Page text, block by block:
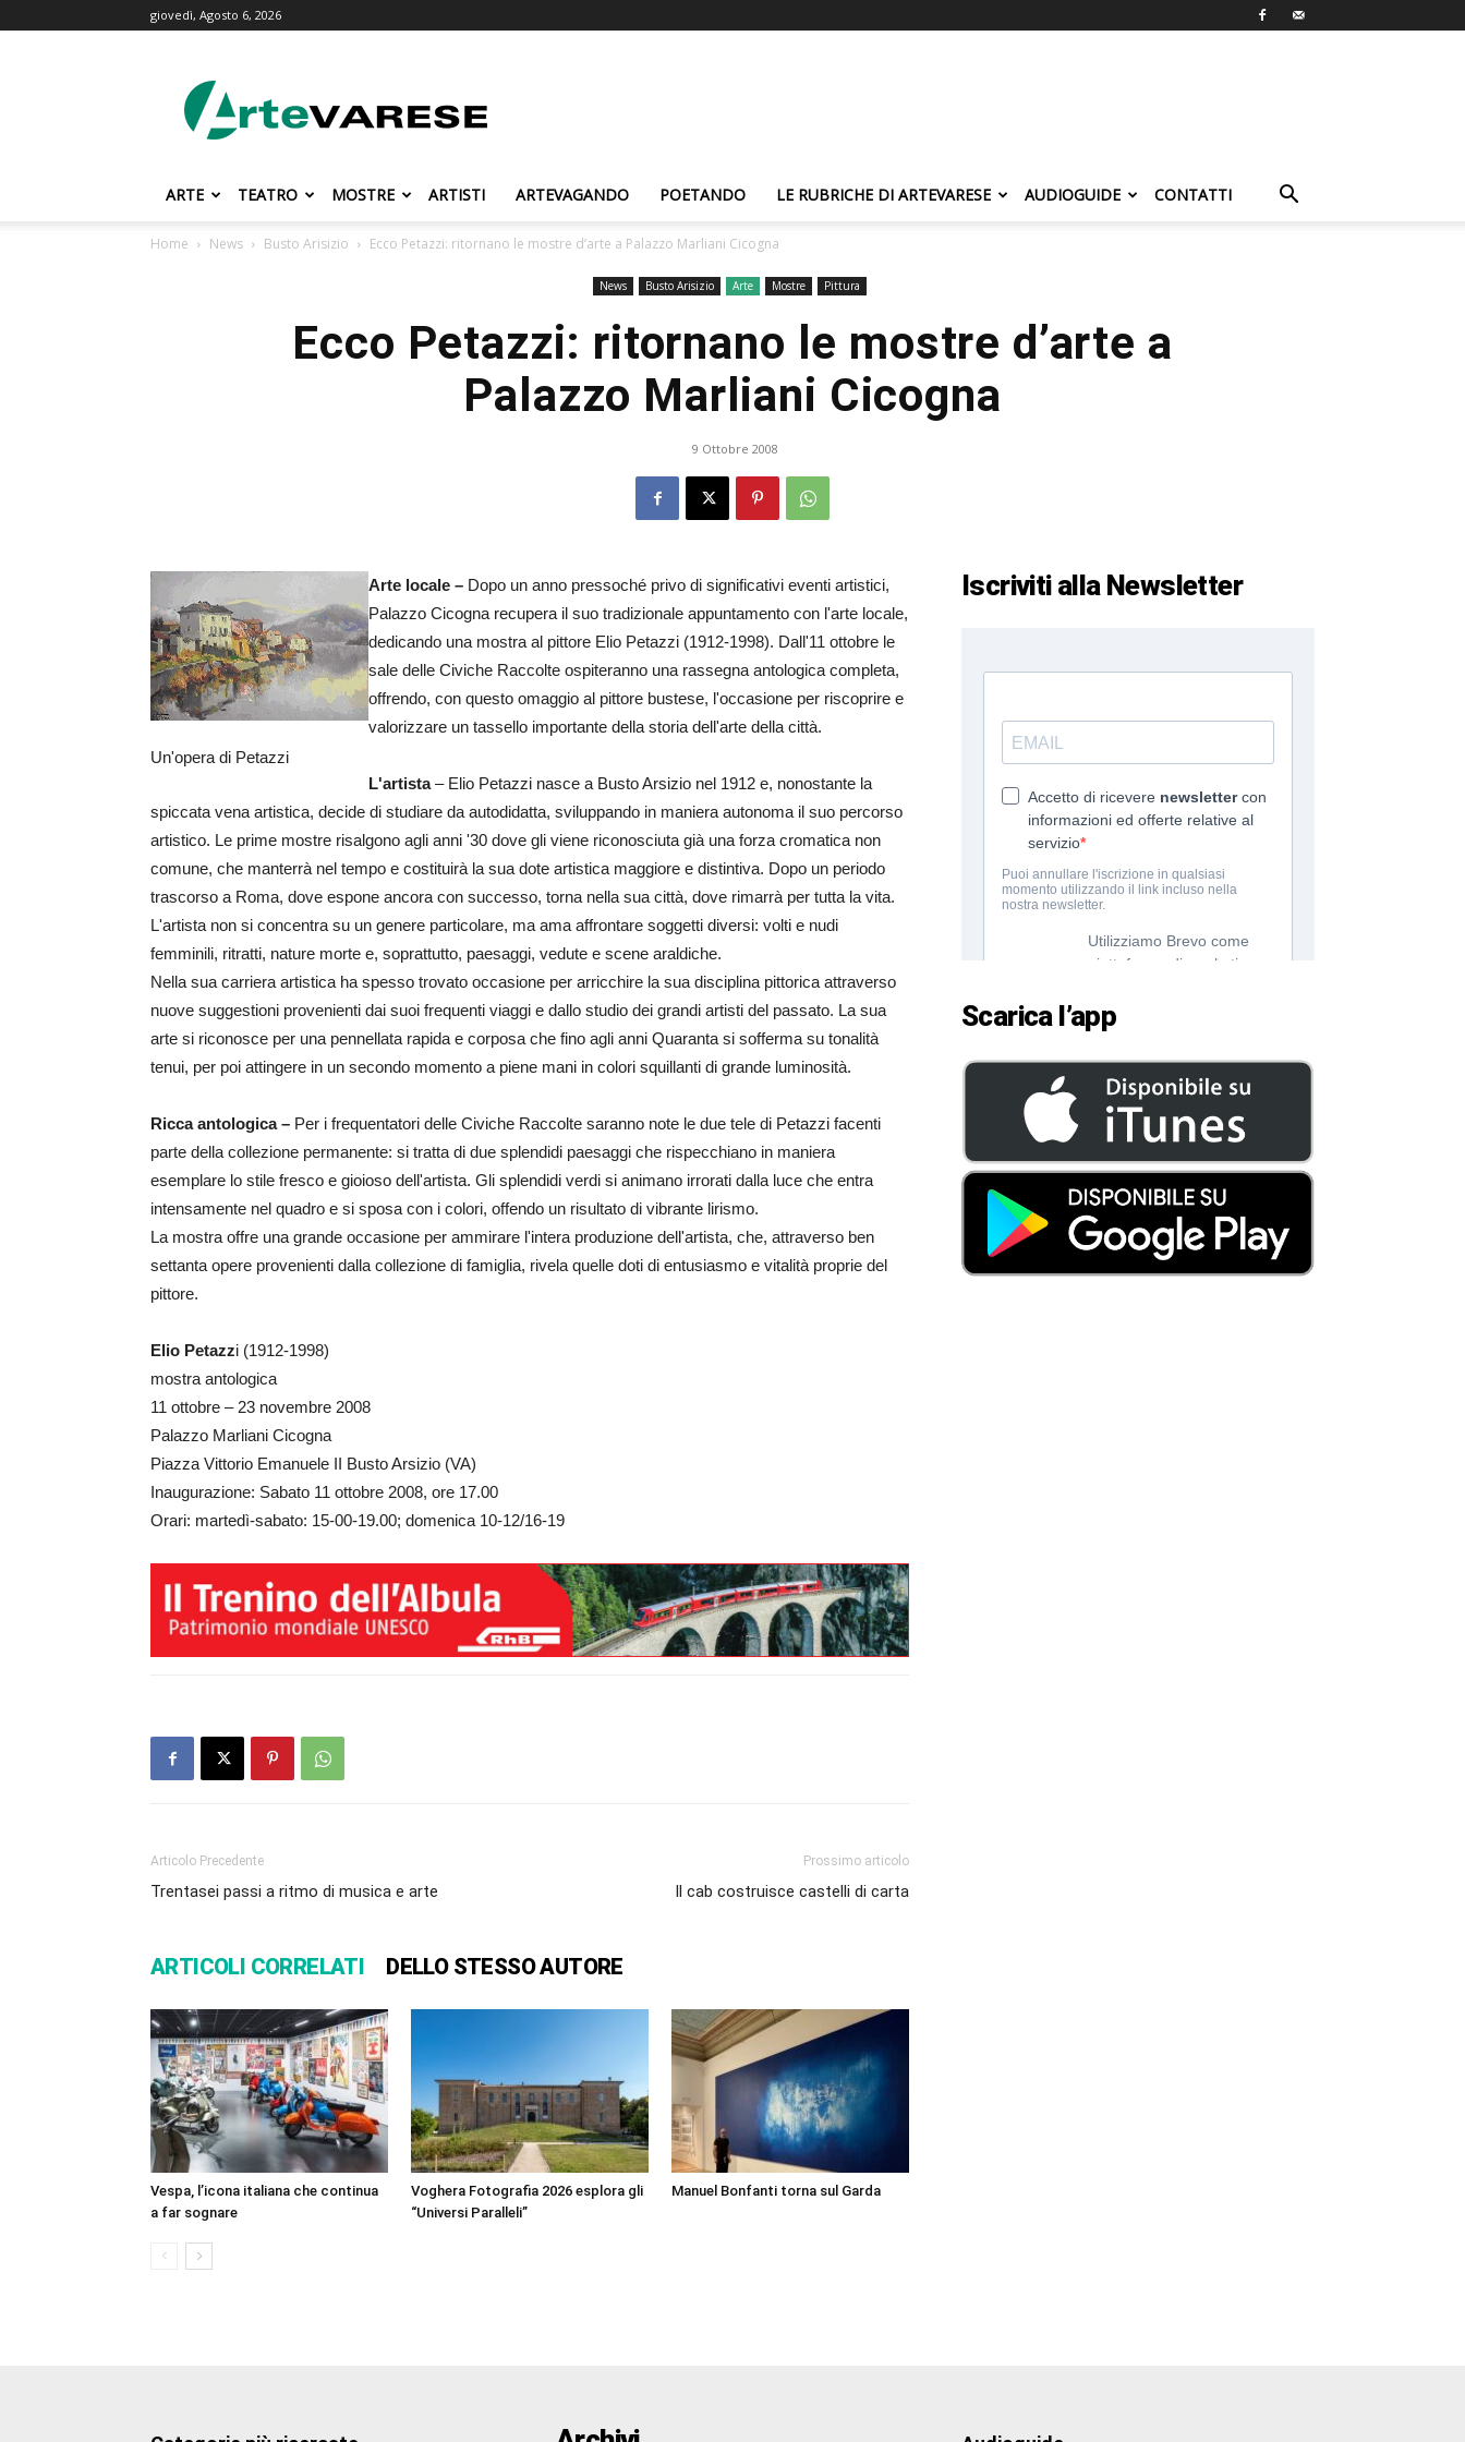
giovedì, Agosto 6, 2026
ARTE TEATRO MOSTRE ARTISTI ARTEVAGANDO POETANDO LE RUBRICHE DI ARTEVARESE AUDIOGUIDE CONTATTI
Home News Busto Arisizio Ecco Petazzi: ritornano le mostre d’arte a Palazzo Marliani Cicogna
News Busto Arisizio Arte Mostre Pittura
Ecco Petazzi: ritornano le mostre d’arte a
Palazzo Marliani Cicogna
9 Ottobre 2008
Un'opera di Petazzi
Arte locale – Dopo un anno pressoché privo di significativi eventi artistici,
Palazzo Cicogna recupera il suo tradizionale appuntamento con l'arte locale,
dedicando una mostra al pittore Elio Petazzi (1912-1998). Dall'11 ottobre le
sale delle Civiche Raccolte ospiteranno una rassegna antologica completa,
offrendo, con questo omaggio al pittore bustese, l'occasione per riscoprire e
valorizzare un tassello importante della storia dell'arte della città.
L'artista– Elio Petazzi nasce a Busto Arsizio nel 1912 e, nonostante la
spiccata vena artistica, decide di studiare da autodidatta, sviluppando in maniera autonoma il suo percorso
artistico. Le prime mostre risalgono agli anni '30 dove gli viene riconosciuta già una forza cromatica non
comune, che manterrà nel tempo e costituirà la sua dote artistica maggiore e distintiva. Dopo un periodo
trascorso a Roma, dove espone ancora con successo, torna nella sua città, dove rimarrà per tutta la vita.
L'artista non si concentra su un genere particolare, ma ama affrontare soggetti diversi: volti e nudi
femminili, ritratti, nature morte e, soprattutto, paesaggi, vedute e scene araldiche.
Nella sua carriera artistica ha spesso trovato occasione per arricchire la sua disciplina pittorica attraverso
nuove suggestioni provenienti dai suoi frequenti viaggi e dallo studio dei grandi artisti del passato. La sua
arte si riconosce per una pennellata rapida e corposa che fino agli anni Quaranta si sofferma su tonalità
tenui, per poi attingere in un secondo momento a piene mani in colori squillanti di grande luminosità.
Ricca antologica – Per i frequentatori delle Civiche Raccolte saranno note le due tele di Petazzi facenti
parte della collezione permanente: si tratta di due splendidi paesaggi che rispecchiano in maniera
esemplare lo stile fresco e gioioso dell'artista. Gli splendidi verdi si animano irrorati dalla luce che entra
intensamente nel quadro e si sposa con i colori, offendo un risultato di vibrante lirismo.
La mostra offre una grande occasione per ammirare l'intera produzione dell'artista, che, attraverso ben
settanta opere provenienti dalla collezione di famiglia, rivela quelle doti di entusiasmo e vitalità proprie del
pittore.
Elio Petazzi (1912-1998)
mostra antologica
11 ottobre – 23 novembre 2008
Palazzo Marliani Cicogna
Piazza Vittorio Emanuele II Busto Arsizio (VA)
Inaugurazione: Sabato 11 ottobre 2008, ore 17.00
Orari: martedì-sabato: 15-00-19.00; domenica 10-12/16-19
Articolo Precedente
Trentasei passi a ritmo di musica e arte
Prossimo articolo
Il cab costruisce castelli di carta
ARTICOLI CORRELATI DELLO STESSO AUTORE
Vespa, l’icona italiana che continua
a far sognare
Voghera Fotografia 2026 esplora gli
“Universi Paralleli”
Manuel Bonfanti torna sul Garda
Iscriviti alla Newsletter
Scarica l’app